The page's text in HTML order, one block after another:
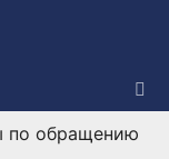
по обращению